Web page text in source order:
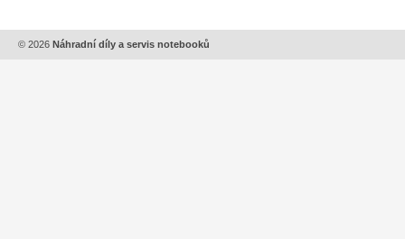
© 2026 Náhradní díly a servis notebooků